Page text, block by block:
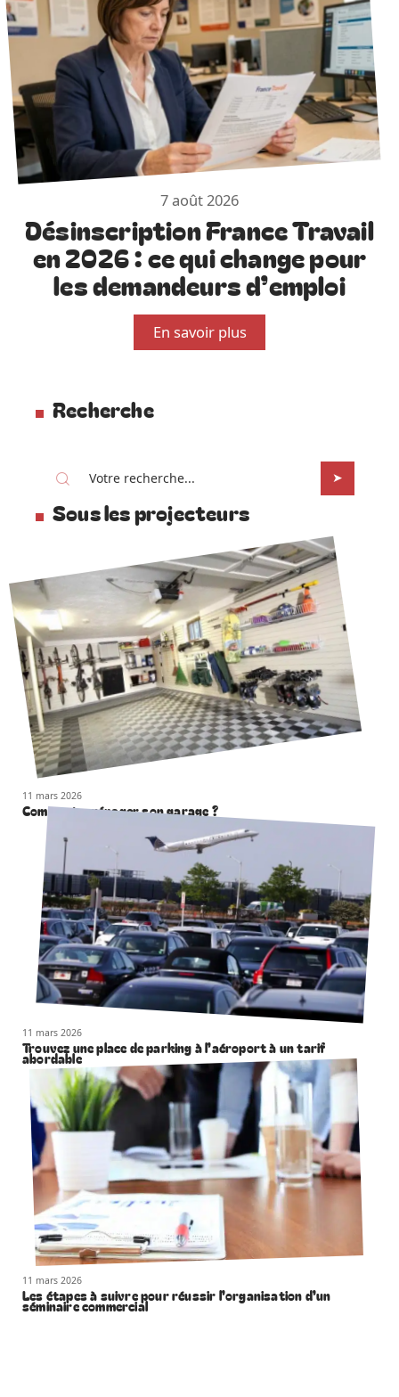
7 août 2026
Désinscription France Travail
en 2026 : ce qui change pour
les demandeurs d’emploi
En savoir plus
Recherche
Sous les projecteurs
11 mars 2026
Comment aménager son garage ?
11 mars 2026
Trouvez une place de parking à l’aéroport à un tarif
abordable
11 mars 2026
Les étapes à suivre pour réussir l’organisation d’un
séminaire commercial